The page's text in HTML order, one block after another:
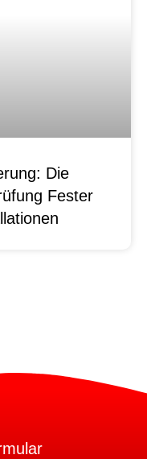
Die
Fester